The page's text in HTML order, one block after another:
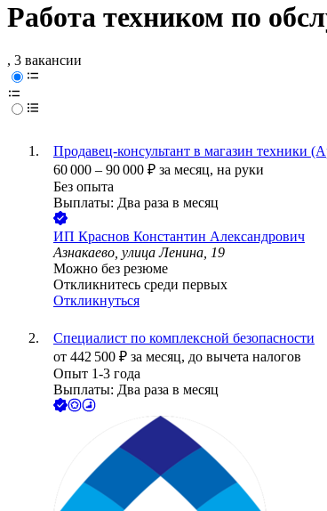
Работа техником по
, 3 вакансии
Продавец-консультант в магазин техники
60 000 – 90 000 ₽ за месяц, на руки
Без опыта
Выплаты: Два раза в месяц
ИП Краснов Константин Александрович
Азнакаево, улица Ленина, 19
Можно без резюме
Откликнитесь среди первых
Откликнуться
Специалист по комплексной безопасности
от 442 500 ₽ за месяц, до вычета налогов
Опыт 1-3 года
Выплаты: Два раза в месяц